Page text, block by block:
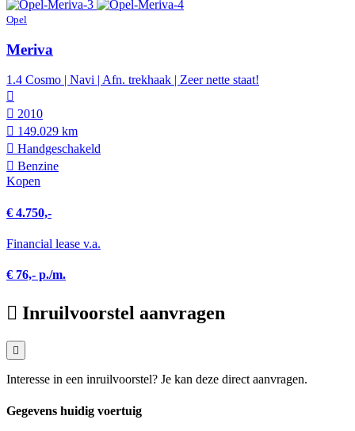
Opel
Meriva
1.4 Cosmo | Navi | Afn. trekhaak | Zeer nette staat!
2010
149.029 km
Hand­geschakeld
Benzine
Kopen
€ 4.750,-
Financial lease v.a.
€ 76,- p./m.
Inruilvoorstel aanvragen
Interesse in een inruilvoorstel? Je kan deze direct aanvragen.
Gegevens huidig voertuig